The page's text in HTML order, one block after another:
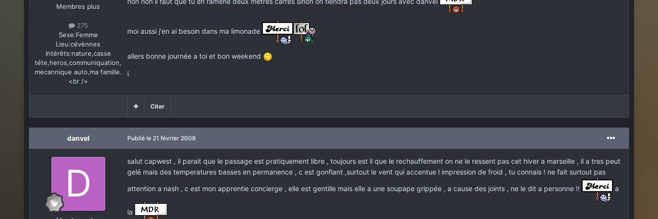
Membres plus
275
Sexe:Femme
Lieu:cévènnes
Intérêts:nature,casse
téte,heros,communiquation,
mecannique auto,ma famille.
<br />
moi aussi j'en ai besoin dans ma limonade
allers bonne journée a toi et bon weekend
i
Citer
danvel Publié le 21 février 2009
salut capwest , il parait que le passage est pratiquement libre , toujours est il que le rechauffement on ne le ressent pas cet hiver a marseille , il a tres peut
gelé mais des temperatures basses en permanence , c est gonflant ,surtout le vent qui accentue l impression de froid , tu connais ! ne fait surtout pas
attention a nash , c est mon apprentie concierge , elle est gentille mais elle a une soupape grippée , a cause des joints , ne le dit a personne !! a
la